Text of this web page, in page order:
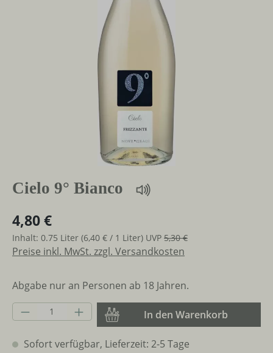
Cielo 9° Bianco
4,80 €
Inhalt: 0.75 Liter (6,40 € / 1 Liter) UVP 5,30 €
Preise inkl. MwSt. zzgl. Versandkosten
Abgabe nur an Personen ab 18 Jahren.
Produkt Anzahl: Gib den gewünschten
In den Warenkorb
Sofort verfügbar, Lieferzeit: 2-5 Tage